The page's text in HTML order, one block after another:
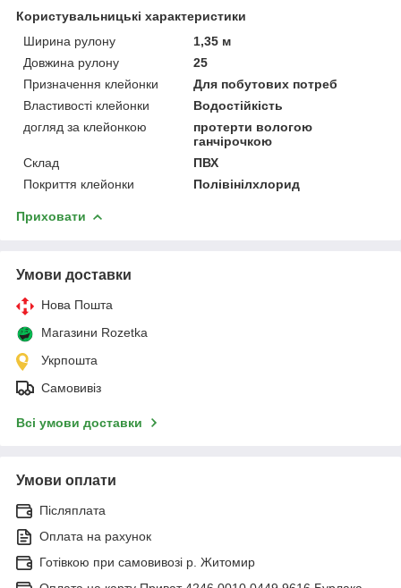
Користувальницькі характеристики
Ширина рулону
1,35 м
Довжина рулону
25
Призначення клейонки
Для побутових потреб
Властивості клейонки
Водостійкість
догляд за клейонкою
протерти вологою
ганчірочкою
Склад
ПВХ
Покриття клейонки
Полівінілхлорид
Приховати
Умови доставки
Нова Пошта
Магазини Rozetka
Укрпошта
Самовивіз
Всі умови доставки
Умови оплати
Післяплата
Оплата на рахунок
Готівкою при самовивозі р. Житомир